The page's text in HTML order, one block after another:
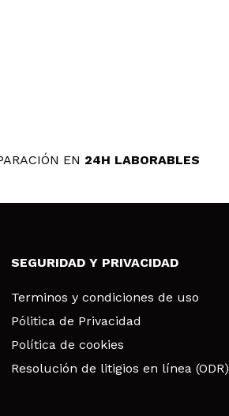
EN 24H LABORABLES
SEGURIDAD Y PRIVACIDAD
Terminos y condiciones de uso
Pólitica de Privacidad
Política de cookies
Resolución de litigios en línea (ODR)